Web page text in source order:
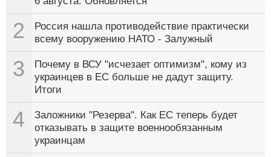
2
Россия нашла противодействие практически
всему вооружению НАТО - Залужный
3
Почему в ВСУ "исчезает оптимизм", кому из
украинцев в ЕС больше не дадут защиту.
Итоги
4
Заложники "Резерва". Как ЕС теперь будет
отказывать в защите военнообязанным
украинцам